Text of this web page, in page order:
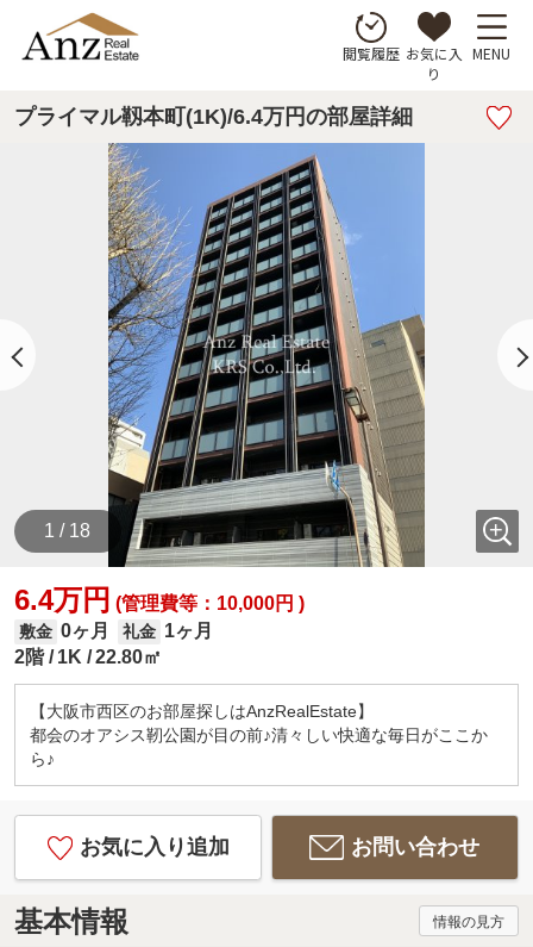
閲覧履歴 お気に入
り
MENU
プライマル靱本町(1K)/6.4万円の部屋詳細
1 / 18
6.4万円 (管理費等：10,000円 )
敷金 0ヶ月 礼金 1ヶ月
2階
1K 22.80㎡
【大阪市西区のお部屋探しはAnzRealEstate】
都会のオアシス靭公園が目の前♪清々しい快適な毎日がここか
ら♪
お気に入り追加 お問い合わせ
基本情報 情報の見方